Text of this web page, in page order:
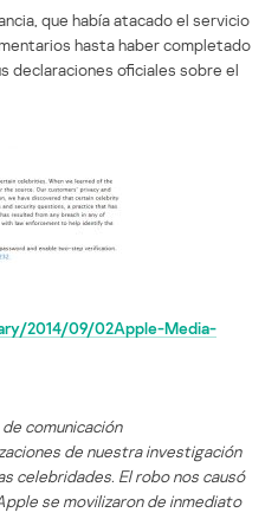
que había atacado el servicio
hasta haber completado
declaraciones oficiales sobre el
2014/09/02Apple-Media-
comunicación
de nuestra investigación
celebridades. El robo nos causó
se movilizaron de inmediato